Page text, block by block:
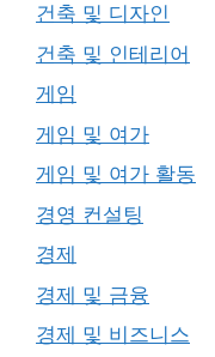
건축 및 디자인
건축 및 인테리어
게임
게임 및 여가
게임 및 여가 활동
경영 컨설팅
경제
경제 및 금융
경제 및 비즈니스